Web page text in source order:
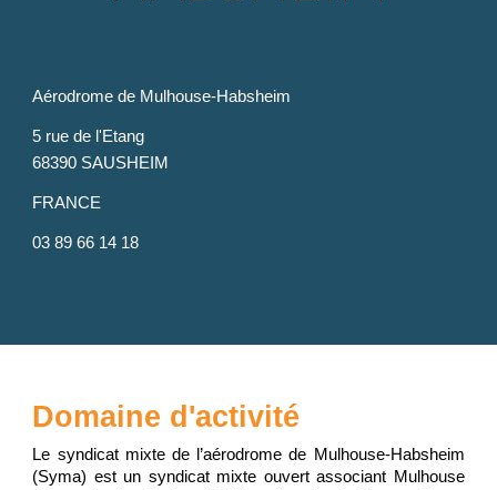
Aérodrome de Mulhouse-Habsheim
5 rue de l'Etang
68390 SAUSHEIM
FRANCE
03 89 66 14 18
Domaine d'activité
Le syndicat mixte de l’aérodrome de Mulhouse-Habsheim
(Syma) est un syndicat mixte ouvert associant Mulhouse